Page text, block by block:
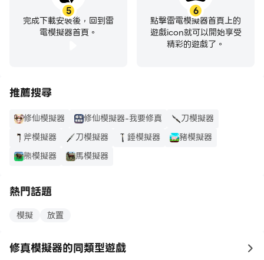
5
完成下載安裝後，回到雷
電模擬器首頁。
6
點擊雷電模擬器首頁上的
遊戲icon就可以開始享受
精彩的遊戲了。
推薦搜尋
修仙模擬器 修仙模擬器-我要修真
刀模擬器
斧模擬器
刀模擬器 錘模擬器
豬模擬器
熊模擬器
馬模擬器
熱門話題
模擬 放置
修真模擬器的同類型遊戲 to